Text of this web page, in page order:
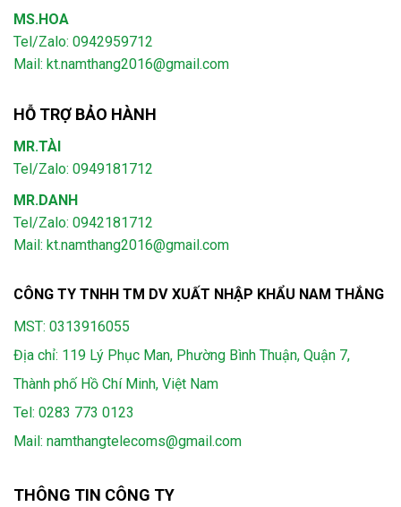
MS.HOA
Tel/Zalo: 0942959712
Mail: kt.namthang2016@gmail.com
HỖ TRỢ BẢO HÀNH
MR.TÀI
Tel/Zalo: 0949181712
MR.DANH
Tel/Zalo: 0942181712
Mail: kt.namthang2016@gmail.com
CÔNG TY TNHH TM DV XUẤT NHẬP KHẨU NAM THẮNG
MST: 0313916055
Địa chỉ: 119 Lý Phục Man, Phường Bình Thuận, Quận 7,
Thành phố Hồ Chí Minh, Việt Nam
Tel: 0283 773 0123
Mail: namthangtelecoms@gmail.com
THÔNG TIN CÔNG TY